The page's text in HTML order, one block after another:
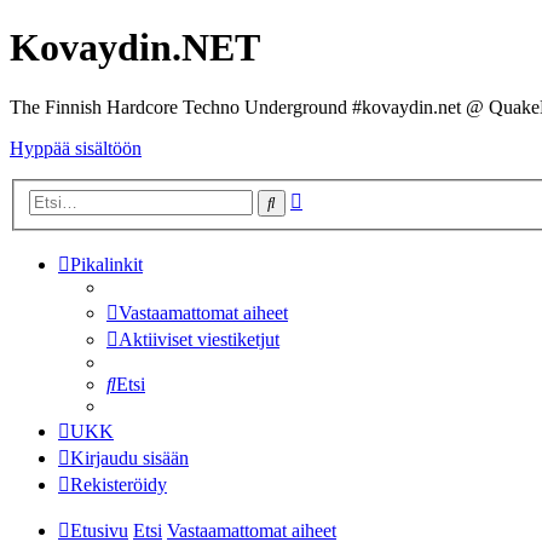
Kovaydin.NET
The Finnish Hardcore Techno Underground #kovaydin.net @
Hyppää sisältöön
Etsi
Pikalinkit
Vastaamattomat aiheet
Aktiiviset viestiketjut
Etsi
UKK
Kirjaudu sisään
Rekisteröidy
Etusivu Etsi Vastaamattomat aiheet